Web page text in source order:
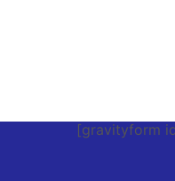
[gravityform